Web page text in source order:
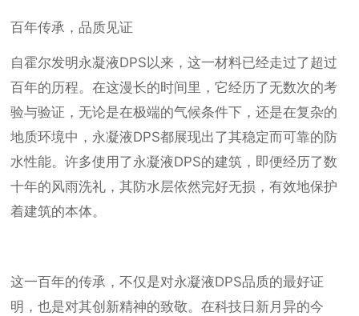
百年传承，品质见证
自霍尔发明永凝液DPS以来，这一材料已经走过了超过
百年的历程。在这漫长的时间里，它经历了无数次的考
验与验证，无论是在极端的气候条件下，还是在复杂的
地质环境中，永凝液DPS都展现出了其稳定而可靠的防
水性能。许多使用了永凝液DPS的建筑，即便经历了数
十年的风雨洗礼，其防水层依然完好无损，有效地保护
着建筑的本体。
这一百年的传承，不仅是对永凝液DPS品质的最好证
明，也是对其创新精神的致敬。在科技日新月异的今